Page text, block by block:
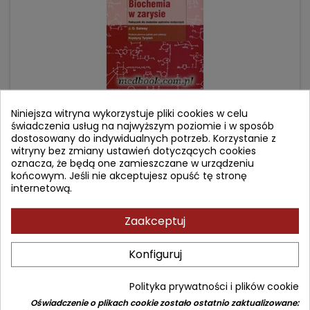
BIOCHEMIA W ZARYSIE
(0)
Podręcznik dla studentow wydziałów medycznych
Cena
85,90 złCena
podstawowa
89,00 zł
Niniejsza witryna wykorzystuje pliki cookies w celu
świadczenia usług na najwyższym poziomie i w sposób
dostosowany do indywidualnych potrzeb. Korzystanie z
witryny bez zmiany ustawień dotyczących cookies
oznacza, że będą one zamieszczane w urządzeniu
końcowym. Jeśli nie akceptujesz opuść tę stronę
internetową.
Zaakceptuj
Konfiguruj
Polityka prywatności i plików cookie
Oświadczenie o plikach cookie zostało ostatnio zaktualizowane: